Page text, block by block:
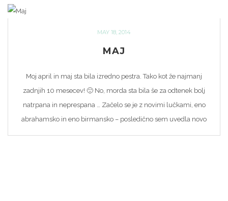
MAY 18, 2014
MAJ
Moj april in maj sta bila izredno pestra. Tako kot že najmanj
zadnjih 10 mesecev! 🙂 No, morda sta bila še za odtenek bolj
natrpana in neprespana … Začelo se je z novimi lučkami, eno
abrahamsko in eno birmansko – posledično sem uvedla novo
kategorijo med lučkami; Lučke za posebne priložnosti. Velik del